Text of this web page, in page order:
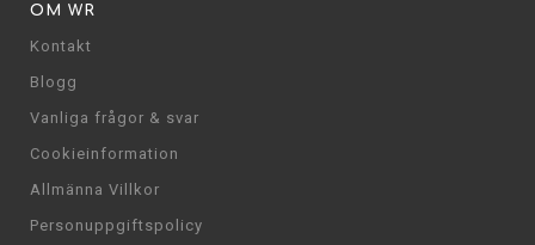
OM WR
Kontakt
Blogg
Vanliga frågor & svar
Cookieinformation
Allmänna Villkor
Personuppgiftspolicy